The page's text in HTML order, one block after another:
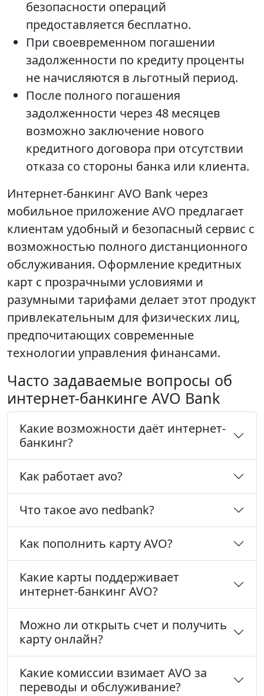
безопасности операций
предоставляется бесплатно.
При своевременном погашении
задолженности по кредиту проценты
не начисляются в льготный период.
После полного погашения
задолженности через 48 месяцев
возможно заключение нового
кредитного договора при отсутствии
отказа со стороны банка или клиента.
Интернет-банкинг AVO Bank через
мобильное приложение AVO предлагает
клиентам удобный и безопасный сервис с
возможностью полного дистанционного
обслуживания. Оформление кредитных
карт с прозрачными условиями и
разумными тарифами делает этот продукт
привлекательным для физических лиц,
предпочитающих современные
технологии управления финансами.
Часто задаваемые вопросы об
интернет-банкинге AVO Bank
Какие возможности даёт интернет-
банкинг?
Как работает avo?
Что такое avo nedbank?
Как пополнить карту AVO?
Какие карты поддерживает
интернет-банкинг AVO?
Можно ли открыть счет и получить
карту онлайн?
Какие комиссии взимает AVO за
переводы и обслуживание?